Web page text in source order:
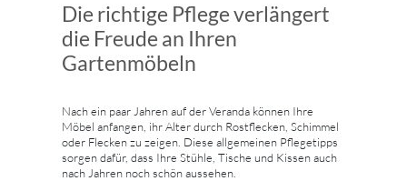
Die richtige Pflege verlängert
die Freude an Ihren
Gartenmöbeln
Nach ein paar Jahren auf der Veranda können Ihre
Möbel anfangen, ihr Alter durch Rostflecken, Schimmel
oder Flecken zu zeigen. Diese allgemeinen Pflegetipps
sorgen dafür, dass Ihre Stühle, Tische und Kissen auch
nach Jahren noch schön aussehen.